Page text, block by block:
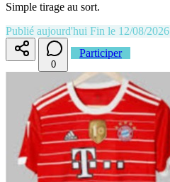
Simple tirage au sort.
Publié aujourd'hui Fin le 12/08/2026
0
Participer